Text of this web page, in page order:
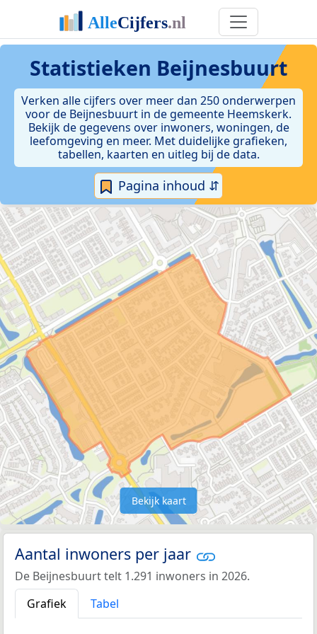
Statistieken Beijnesbuurt
Verken alle cijfers over meer dan 250 onderwerpen
voor de Beijnesbuurt in de gemeente Heemskerk.
Bekijk de gegevens over inwoners, woningen, de
leefomgeving en meer. Met duidelijke grafieken,
tabellen, kaarten en uitleg bij de data.
Pagina inhoud ⇵
Bekijk kaart
Aantal inwoners per jaar
De Beijnesbuurt telt 1.291 inwoners in 2026.
Grafiek
Tabel